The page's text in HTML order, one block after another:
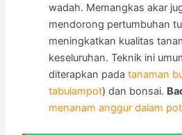
wadah. Memangkas akar
mendorong pertumbuhan
meningkatkan kualitas
keseluruhan. Teknik ini
diterapkan padatanaman
tabulampot) dan bonsai.
menanam anggur dalam